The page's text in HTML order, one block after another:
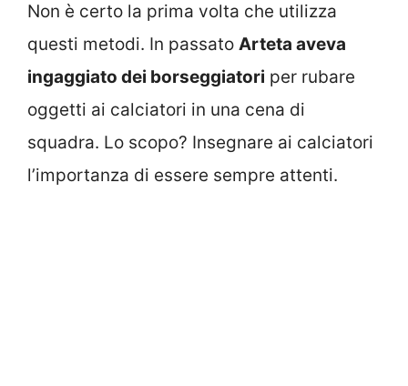
Non è certo la prima volta che utilizza
questi metodi. In passato Arteta aveva
ingaggiato dei borseggiatori per rubare
oggetti ai calciatori in una cena di
squadra. Lo scopo? Insegnare ai calciatori
l’importanza di essere sempre attenti.